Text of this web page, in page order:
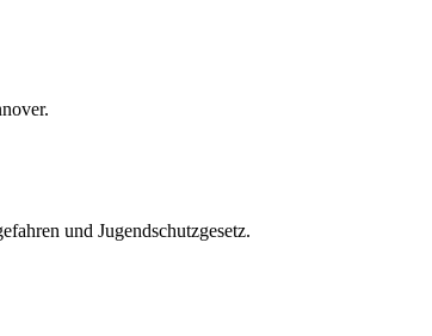
und Jugendschutzgesetz.